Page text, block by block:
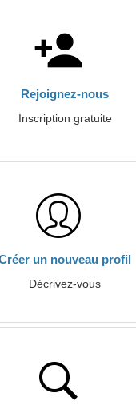
Rejoignez-nous
Inscription gratuite
un nouveau profil
Décrivez-vous